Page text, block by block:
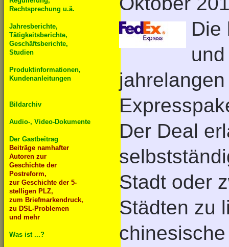
Rechtsprechung u.ä.
Jahresberichte,
Tätigkeitsberichte,
Geschäftsberichte,
Studien
Produktinformationen,
Kundenanleitungen
Bildarchiv
Audio-, Video-Dokumente
Der Gastbeitrag
Beiträge namhafter
Autoren zur
Geschichte der
Postreform,
zur Geschichte der 5-
stelligen PLZ,
zum Briefmarkendruck,
zu DSL-Problemen
und mehr
Was ist ...?
Die
Der Deal
Stadt oder
Städten zu